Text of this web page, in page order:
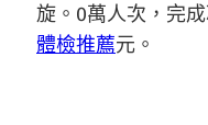
旋。0萬人次，完
體檢推薦元。